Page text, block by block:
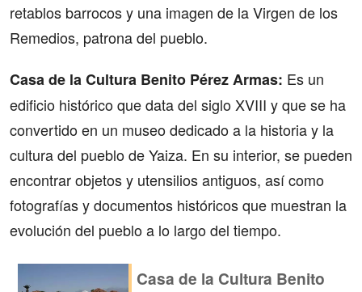
retablos barrocos y una imagen de la Virgen de los
Remedios, patrona del pueblo.
Casa de la Cultura Benito Pérez Armas: Es un
edificio histórico que data del siglo XVIII y que se ha
convertido en un museo dedicado a la historia y la
cultura del pueblo de Yaiza. En su interior, se pueden
encontrar objetos y utensilios antiguos, así como
fotografías y documentos históricos que muestran la
evolución del pueblo a lo largo del tiempo.
Casa de la Cultura Benito